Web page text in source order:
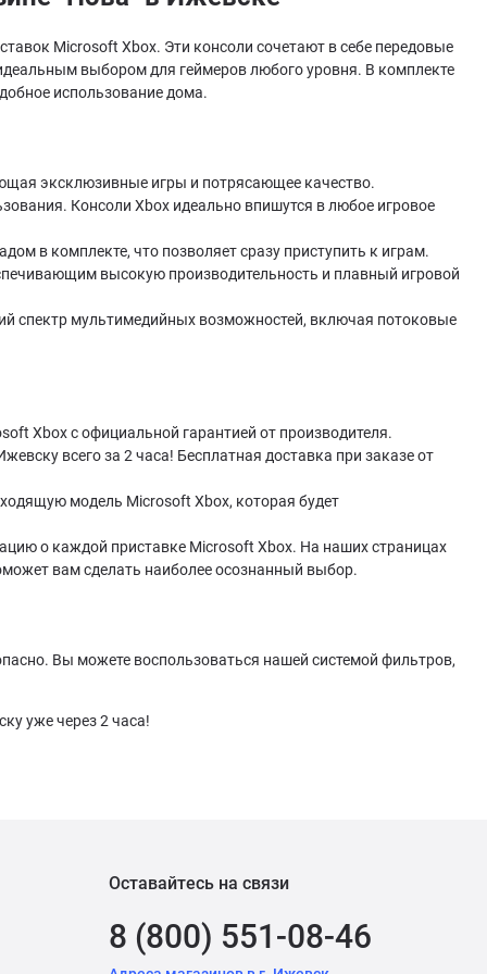
Microsoft Xbox. Эти консоли сочетают в себе передовые
выбором для геймеров любого уровня. В комплекте
использование дома.
эксклюзивные игры и потрясающее качество.
Консоли Xbox идеально впишутся в любое игровое
в комплекте, что позволяет сразу приступить к играм.
высокую производительность и плавный игровой
спектр мультимедийных возможностей, включая потоковые
Xbox с официальной гарантией от производителя.
всего за 2 часа! Бесплатная доставка при заказе от
модель Microsoft Xbox, которая будет
о каждой приставке Microsoft Xbox. На наших страницах
вам сделать наиболее осознанный выбор.
Вы можете воспользоваться нашей системой фильтров,
уже через 2 часа!
Оставайтесь на связи
8 (800) 551-08-46